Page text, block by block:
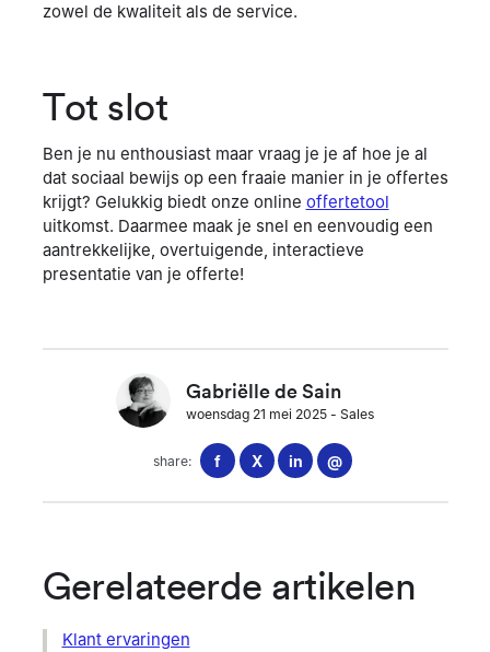
zowel de kwaliteit als de service.
Tot slot
Ben je nu enthousiast maar vraag je je af hoe je al
dat sociaal bewijs op een fraaie manier in je offertes
krijgt? Gelukkig biedt onze online offertetool
uitkomst. Daarmee maak je snel en eenvoudig een
aantrekkelijke, overtuigende, interactieve
presentatie van je offerte!
Gabriëlle de Sain
woensdag 21 mei 2025 - Sales
share: f X in @
Gerelateerde artikelen
Klant ervaringen